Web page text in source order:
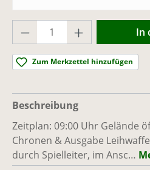
Produkt Anzahl: Gib
In
Zum Merkzettel hinzufügen
Beschreibung
Zeitplan: 09:00 Uhr Gelände
Chronen & Ausgabe
durch Spielleiter, im Ansc…